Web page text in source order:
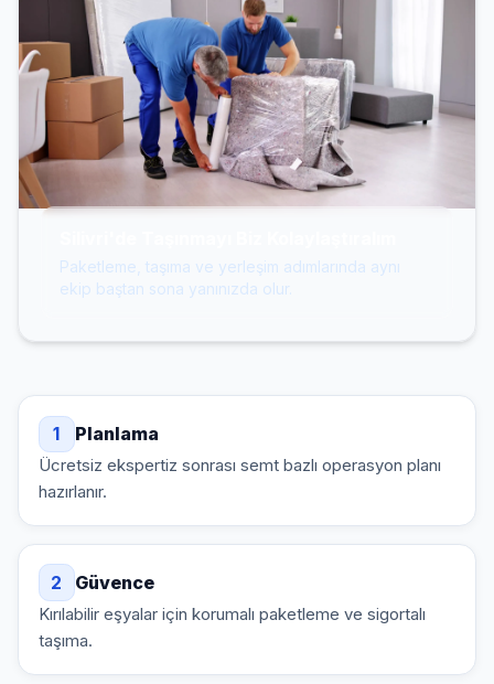
Paketleme, taşıma ve yerleşim adımlarında aynı
ekip baştan sona yanınızda olur.
1 Planlama
Ücretsiz ekspertiz sonrası semt bazlı operasyon planı
hazırlanır.
2 Güvence
Kırılabilir eşyalar için korumalı paketleme ve sigortalı
taşıma.